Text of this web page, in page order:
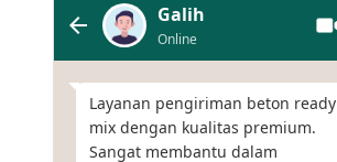
Galih
Online
Layanan pengiriman beton ready
mix dengan kualitas premium.
Sangat membantu dalam